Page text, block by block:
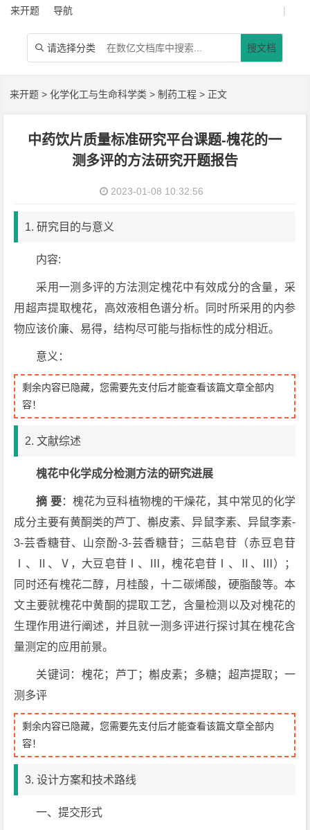
来开题 导航 |
 请选择分类 搜文档
来开题 >化学化工与生命科学类 >制药工程 > 正文
中药饮片质量标准研究平台课题-槐花的一
测多评的方法研究开题报告
2023-01-08 10:32:56
1. 研究目的与意义
内容:
采用一测多评的方法测定槐花中有效成分的含量，采
用超声提取槐花，高效液相色谱分析。同时所采用的内参
物应该价廉、易得，结构尽可能与指标性的成分相近。
意义：
剩余内容已隐藏，您需要先支付后才能查看该篇文章全部内
容！
2. 文献综述
槐花中化学成分检测方法的研究进展
摘 要：槐花为豆科植物槐的干燥花，其中常见的化学
成分主要有黄酮类的芦丁、槲皮素、异鼠李素、异鼠李素-
3-芸香糖苷、山奈酚-3-芸香糖苷；三萜皂苷（赤豆皂苷
Ⅰ、Ⅱ、Ⅴ，大豆皂苷Ⅰ、Ⅲ，槐花皂苷Ⅰ、Ⅱ、Ⅲ）；
同时还有槐花二醇，月桂酸，十二碳烯酸，硬脂酸等。本
文主要就槐花中黄酮的提取工艺，含量检测以及对槐花的
生理作用进行阐述，并且就一测多评进行探讨其在槐花含
量测定的应用前景。
关键词：槐花；芦丁；槲皮素；多糖；超声提取；一
测多评
剩余内容已隐藏，您需要先支付后才能查看该篇文章全部内
容！
3. 设计方案和技术路线
一、提交形式